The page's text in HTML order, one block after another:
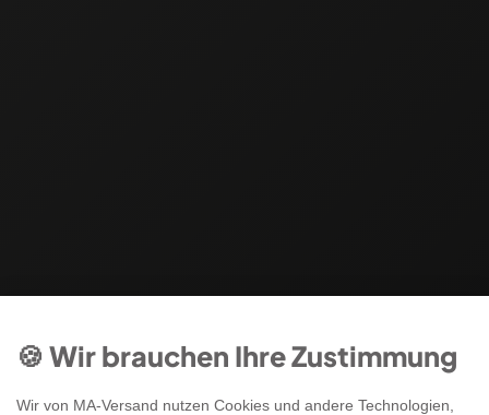
🍪 Wir brauchen Ihre Zustimmung
Wir von MA-Versand nutzen Cookies und andere Technologien,